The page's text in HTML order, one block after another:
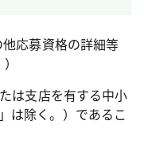
応募資格の詳細等
は支店を有する中小
は除く。）であるこ